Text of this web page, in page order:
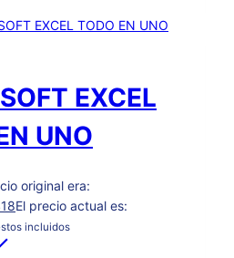
EXCEL
UNO
original era:
18El precio actual es:
incluidos